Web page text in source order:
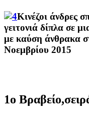
Κινέζοι άνδρες
γειτονιά δίπλα σε
με καύση άνθρακα
Νοεμβρίου 2015
1ο Βραβείο,